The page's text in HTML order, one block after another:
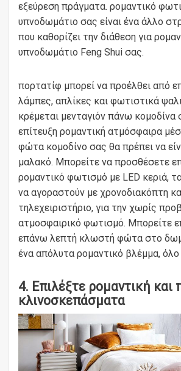
εξεύρεση πράγματα. ρομαντικό
υπνοδωμάτιο σας είναι ένα άλλο
που καθορίζει την διάθεση για
υπνοδωμάτιο Feng Shui σας.
πορτατίφ μπορεί να προέλθει από
λάμπες, απλίκες και φωτιστικά
κρέμεται μενταγιόν πάνω κομοδίνα
επίτευξη ρομαντική ατμόσφαιρα
φώτα κομοδίνο σας θα πρέπει να
μαλακό. Μπορείτε να προσθέσετε
ρομαντικό φωτισμό με LED κεριά,
να αγοραστούν με χρονοδιακόπτη
τηλεχειριστήριο, για την χωρίς
ατμοσφαιρικό φωτισμό. Μπορείτε
επάνω λεπτή κλωστή φώτα στο
ένα απόλυτα ρομαντικό βλέμμα,
4. Επιλέξτε ρομαντική και
κλινοσκεπάσματα